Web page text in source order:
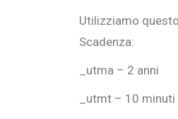
Utilizziamo
Scadenza:
_utma – 2 anni
_utmt – 10 minuti